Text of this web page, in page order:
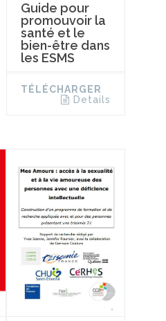
Guide pour
promouvoir la
santé et le
bien-être dans
les ESMS
TÉLÉCHARGER
Details